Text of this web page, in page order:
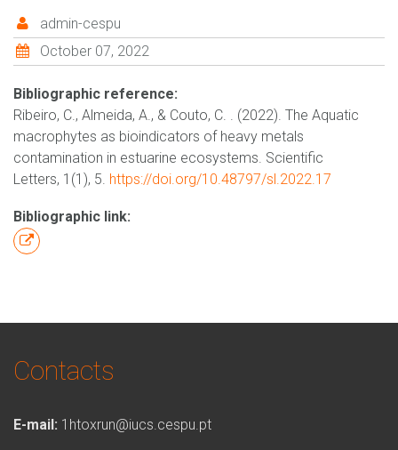
admin-cespu
October 07, 2022
Bibliographic reference:
Ribeiro, C., Almeida, A., & Couto, C. . (2022). The Aquatic
macrophytes as bioindicators of heavy metals
contamination in estuarine ecosystems. Scientific
Letters, 1(1), 5. https://doi.org/10.48797/sl.2022.17
Bibliographic link:
Contacts
E-mail: 1htoxrun@iucs.cespu.pt